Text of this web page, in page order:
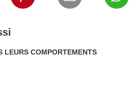
LEURS COMPORTEMENTS